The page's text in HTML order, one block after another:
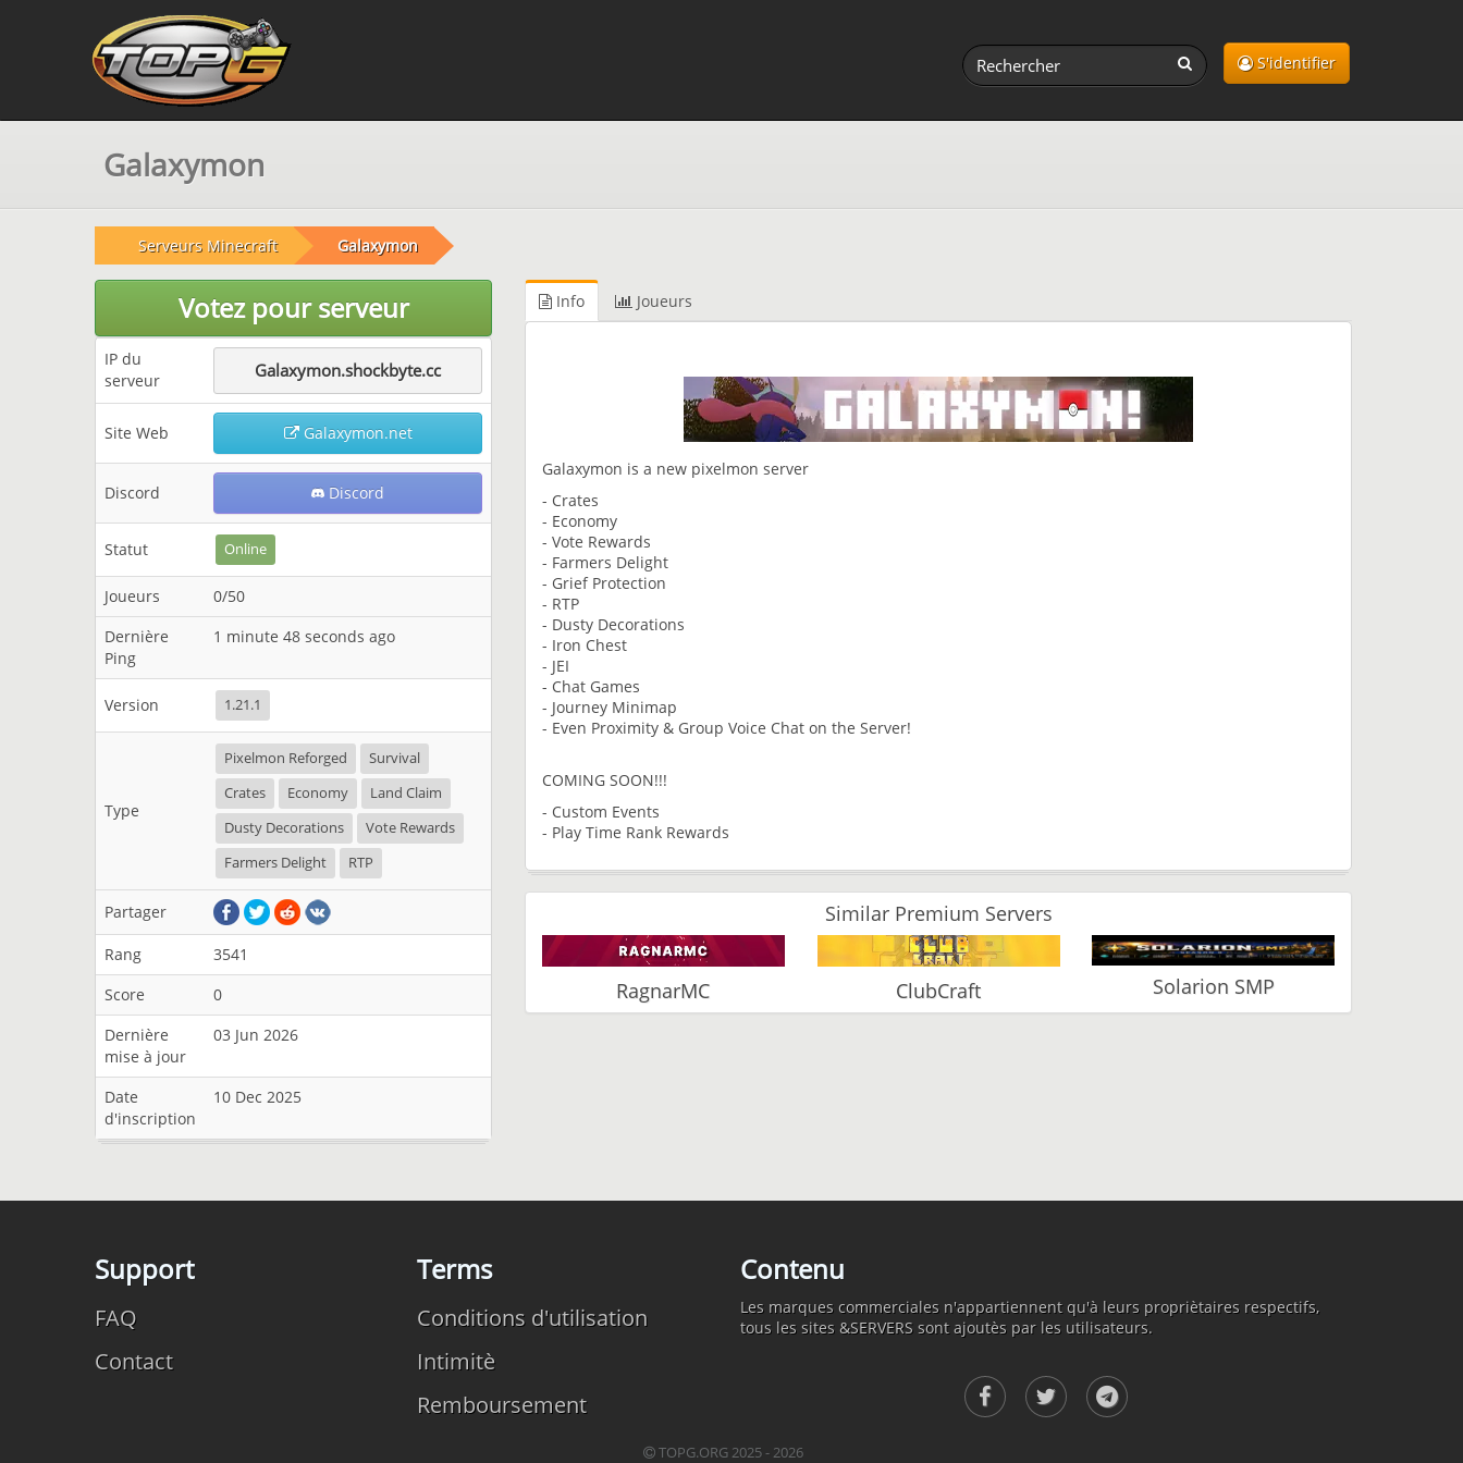
S'identifier
Galaxymon
Serveurs Minecraft Galaxymon
Votez pour serveur
IP du
serveur
Galaxymon.shockbyte.cc
Site Web Galaxymon.net
Discord Discord
Statut Online
Joueurs
0/50
Dernière
Ping
1 minute 48 seconds ago
Version 1.21.1
Type
Pixelmon Reforged
Survival
Crates
Economy
Land Claim
Dusty Decorations
Vote Rewards
Farmers Delight
RTP
Partager
Rang
3541
Score
0
Dernière
mise à jour
03 Jun 2026
Date
d'inscription
10 Dec 2025
Info Joueurs
Galaxymon is a new pixelmon server
- Crates
- Economy
- Vote Rewards
- Farmers Delight
- Grief Protection
- RTP
- Dusty Decorations
- Iron Chest
- JEI
- Chat Games
- Journey Minimap
- Even Proximity & Group Voice Chat on the Server!
COMING SOON!!!
- Custom Events
- Play Time Rank Rewards
Similar Premium Servers
RagnarMC ClubCraft Solarion SMP
Support
FAQ
Contact
Terms
Conditions d'utilisation
Intimitè
Remboursement
Contenu
Les marques commerciales n'appartiennent qu'à leurs propriètaires respectifs,
tous les sites &SERVERS sont ajoutès par les utilisateurs.
TOPG.ORG 2025 - 2026